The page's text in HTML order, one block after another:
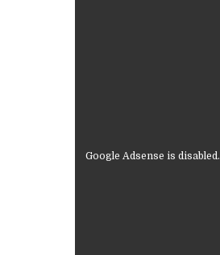
Google Adsense is disabled.